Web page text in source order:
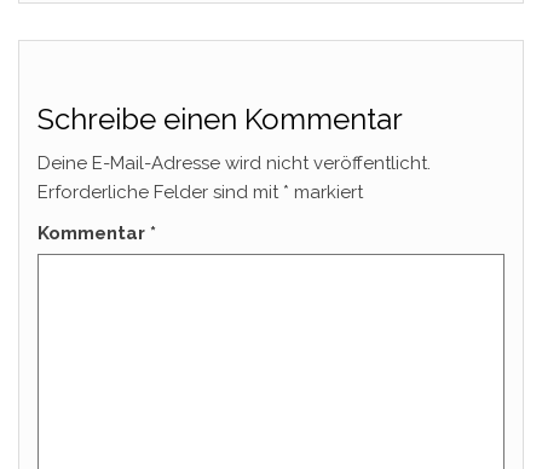
Schreibe einen Kommentar
Deine E-Mail-Adresse wird nicht veröffentlicht.
Erforderliche Felder sind mit * markiert
Kommentar *